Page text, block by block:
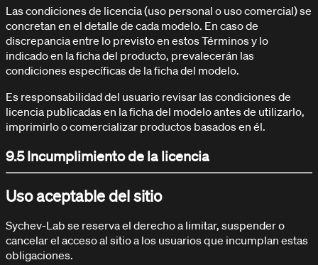
Las condiciones de licencia (uso personal o uso comercial) se
concretan en el detalle de cada modelo. En caso de
discrepancia entre lo previsto en estos Términos y lo
indicado en la ficha del producto, prevalecerán las
condiciones específicas de la ficha del modelo.
Es responsabilidad del usuario revisar las condiciones de
licencia publicadas en la ficha del modelo antes de utilizarlo,
imprimirlo o comercializar productos basados en él.
9.5 Incumplimiento de la licencia
Uso aceptable del sitio
Sychev-Lab se reserva el derecho a limitar, suspender o
cancelar el acceso al sitio a los usuarios que incumplan estas
obligaciones.